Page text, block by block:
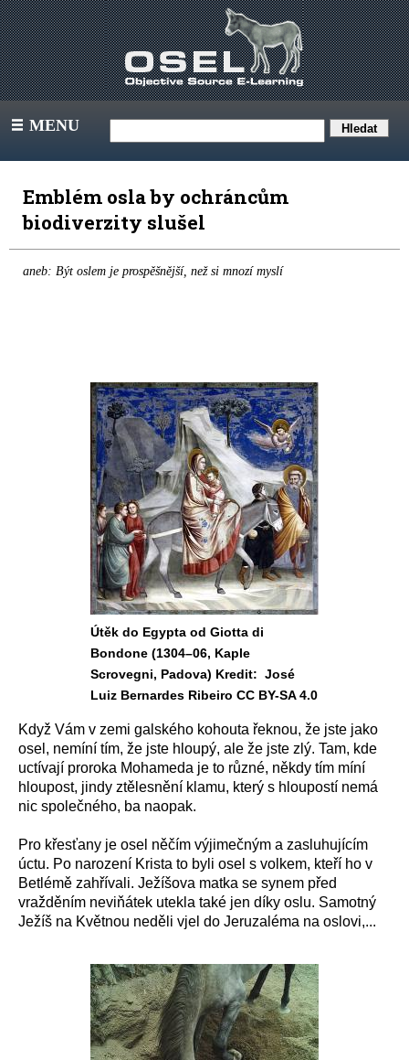
III MENU
Emblém osla by ochráncům
biodiverzity slušel
aneb: Být oslem je prospěšnější, než si mnozí myslí
Útěk do Egypta od Giotta di
Bondone (1304–06, Kaple
Scrovegni, Padova) Kredit: José
Luiz Bernardes Ribeiro CC BY-SA 4.0
Když Vám v zemi galského kohouta řeknou, že jste jako
osel, nemíní tím, že jste hloupý, ale že jste zlý. Tam, kde
uctívají proroka Mohameda je to různé, někdy tím míní
hloupost, jindy ztělesnění klamu, který s hloupostí nemá
nic společného, ba naopak.
Pro křesťany je osel něčím výjimečným a zasluhujícím
úctu. Po narození Krista to byli osel s volkem, kteří ho v
Betlémě zahřívali. Ježíšova matka se synem před
vražděním neviňátek utekla také jen díky oslu. Samotný
Ježíš na Květnou neděli vjel do Jeruzaléma na oslovi,...